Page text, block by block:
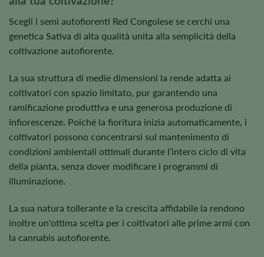
Scegli i semi autofiorenti Red Congolese se cerchi una
genetica Sativa di alta qualità unita alla semplicità della
coltivazione autofiorente.
La sua struttura di medie dimensioni la rende adatta ai
coltivatori con spazio limitato, pur garantendo una
ramificazione produttiva e una generosa produzione di
infiorescenze. Poiché la fioritura inizia automaticamente, i
coltivatori possono concentrarsi sul mantenimento di
condizioni ambientali ottimali durante l’intero ciclo di vita
della pianta, senza dover modificare i programmi di
illuminazione.
La sua natura tollerante e la crescita affidabile la rendono
inoltre un'ottima scelta per i coltivatori alle prime armi con
la cannabis autofiorente.